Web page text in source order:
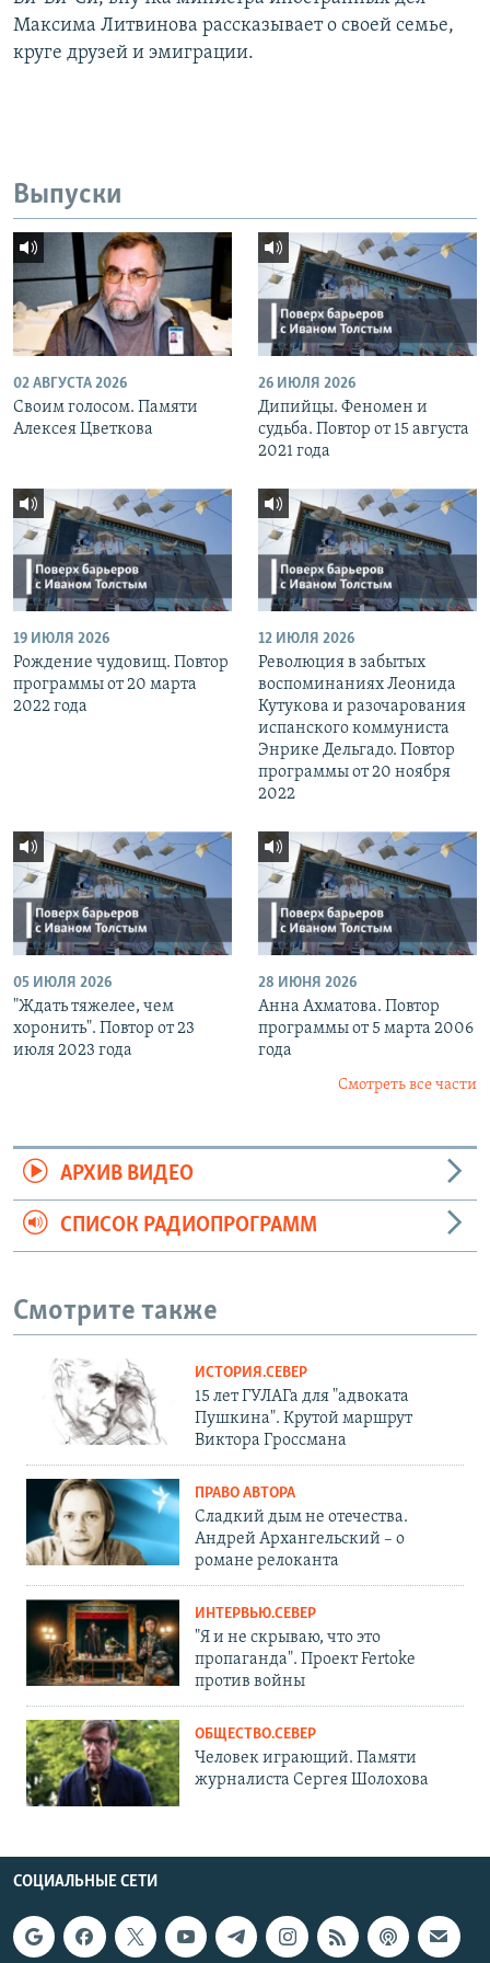
Максима Литвинова рассказывает о своей семье,
круге друзей и эмиграции.
Выпуски
02 АВГУСТА 2026
Своим голосом. Памяти
Алексея Цветкова
26 ИЮЛЯ 2026
Дипийцы. Феномен и
судьба. Повтор от 15 августа
2021 года
19 ИЮЛЯ 2026
Рождение чудовищ. Повтор
программы от 20 марта
2022 года
12 ИЮЛЯ 2026
Революция в забытых
воспоминаниях Леонида
Кутукова и разочарования
испанского коммуниста
Энрике Дельгадо. Повтор
программы от 20 ноября
2022
05 ИЮЛЯ 2026
"Ждать тяжелее, чем
хоронить". Повтор от 23
июля 2023 года
28 ИЮНЯ 2026
Анна Ахматова. Повтор
программы от 5 марта 2006
года
Смотреть все части
АРХИВ ВИДЕО
СПИСОК РАДИОПРОГРАММ
Смотрите также
ИСТОРИЯ.СЕВЕР
15 лет ГУЛАГа для "адвоката
Пушкина". Крутой маршрут
Виктора Гроссмана
ПРАВО АВТОРА
Сладкий дым не отечества.
Андрей Архангельский – о
романе релоканта
ИНТЕРВЬЮ.СЕВЕР
"Я и не скрываю, что это
пропаганда". Проект Fertoke
против войны
ОБЩЕСТВО.СЕВЕР
Человек играющий. Памяти
журналиста Сергея Шолохова
СОЦИАЛЬНЫЕ СЕТИ